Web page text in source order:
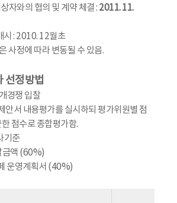
와의 협의 및 계약 체결 : 2011. 11.
: 2010. 12월초
정에 따라 변동될 수 있음.
선정방법
경쟁 입찰
안서 내용평가를 실시하되 평가위원별 점
점수로 종합평가함.
기준
액 (60%)
운영계획서 (40%)